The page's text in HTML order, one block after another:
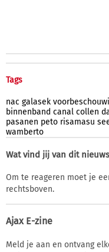
Tags
nac galasek
binnenband canal collen
pasanen peto risamasu
wamberto
Wat vind jij van dit
Om te reageren moet je
rechtsboven.
Ajax E-zine
Meld je aan en ontvang